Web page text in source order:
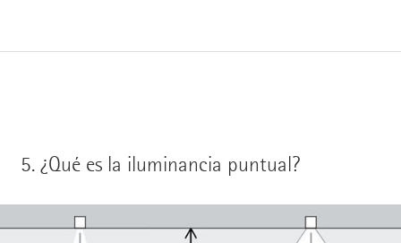
5. ¿Qué es la iluminancia puntual?